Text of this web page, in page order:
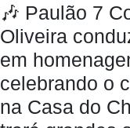
🎶 Paulão 7
Oliveira
em
celebrando o
na Casa do